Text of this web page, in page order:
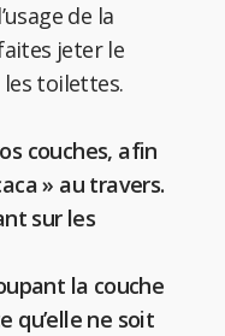
de la
jeter le
les toilettes.
couches, afin
» au travers.
sur les
la couche
qu’elle ne soit